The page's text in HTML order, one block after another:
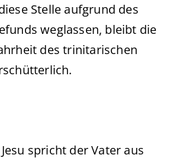
Stelle aufgrund des
weglassen, bleibt die
des trinitarischen
spricht der Vater aus